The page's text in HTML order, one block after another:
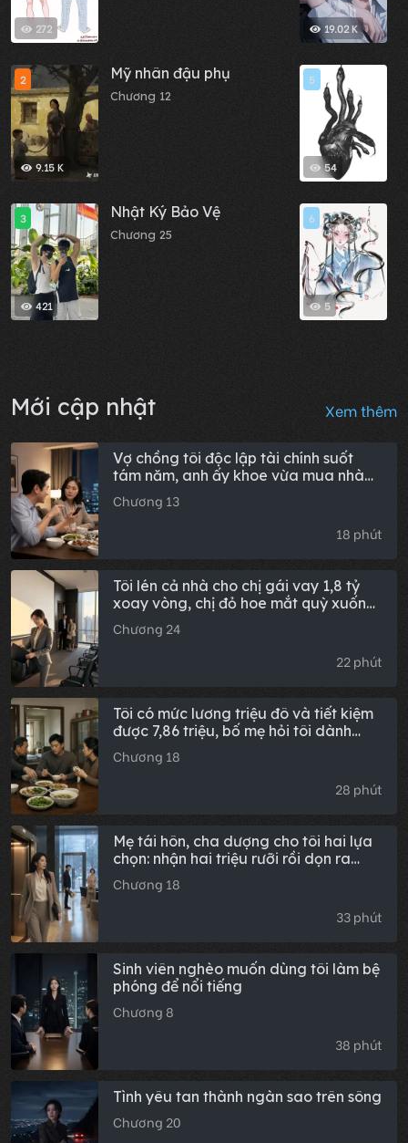
272
9.15 K
2 Mỹ nhân đậu phụ
Chương 12
421
3 Nhật Ký Bảo Vệ
Chương 25
19.02 K
54
5
5
6
Mới cập nhật Xem thêm
Vợ chồng tôi độc lập tài chính suốt
tám năm, anh ấy khoe vừa mua nhà
cho em gái, đêm đó tôi chuyển ngay
5,8 triệu vào tài khoản mẹ đẻ, một
năm sau bố chồng phẫu thuật cần
tiền, nghe bác sĩ báo giá anh ấy sững
sờ.
Chương 13
18 phút
Tôi lén cả nhà cho chị gái vay 1,8 tỷ
xoay vòng, chị đỏ hoe mắt quỳ xuống
thề sẽ trả, 6 năm sau chị có khối tài sản
trăm tỷ, tôi gọi điện hỏi vay 450 triệu
lúc khẩn cấp, chị chỉ buông đúng sáu
Chương 24
22 phút
Tôi có mức lương triệu đô và tiết kiệm
được 7,86 triệu, bố mẹ hỏi tôi dành
dụm được bao nhiêu, tôi buột miệng
nói mười hai, mười ba vạn, không ngờ
4 ngày sau, gia đình tám người của
anh trai đã kéo đến tận cửa nhà tôi.
Chương 18
28 phút
Mẹ tái hôn, cha dượng cho tôi hai lựa
chọn: nhận hai triệu rưỡi rồi dọn ra
ngoài, hoặc ở lại nhà để phụng dưỡng
ông ta đến cuối đời. Tôi nhận tiền,
Chương 18
33 phút
Sinh viên nghèo muốn dùng tôi làm bệ
phóng để nổi tiếng
Chương 8
38 phút
Tình yêu tan thành ngàn sao trên sông
Chương 20